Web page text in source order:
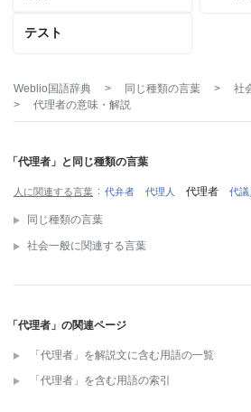
テスト
Weblio国語辞典 > 同じ種類の言葉 > 社
>
代理者の意味・解説
「代理者」と同じ種類の言葉
人に関連する言葉 代弁者 代理人 代理者 代議
同じ種類の言葉
社会一般に関連する言葉
「代理者」の関連ページ
「代理者」を解説文に含む用語の一覧
「代理者」を含む用語の索引